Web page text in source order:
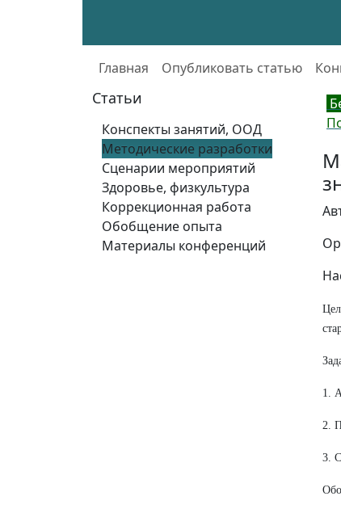
Главная Опубликовать статью
Статьи
Конспекты занятий, ООД
Методические разработки
Сценарии мероприятий
Здоровье, физкультура
Коррекционная работа
Обобщение опыта
Материалы конференций
1.
2.
3.